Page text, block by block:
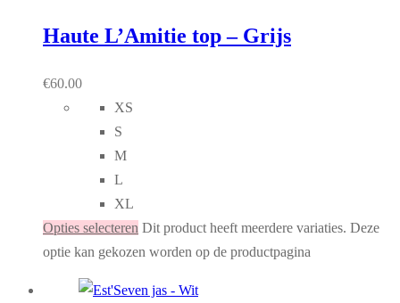
Haute L’Amitie top – Grijs
€60.00
XS
S
M
L
XL
Opties selecteren Dit product heeft meerdere variaties. Deze
optie kan gekozen worden op de productpagina